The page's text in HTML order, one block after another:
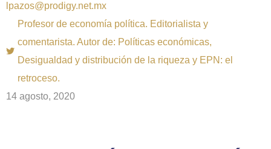
lpazos@prodigy.net.mx
Profesor de economía política. Editorialista y
comentarista. Autor de: Políticas económicas,
Desigualdad y distribución de la riqueza y EPN: el
retroceso.
14 agosto, 2020